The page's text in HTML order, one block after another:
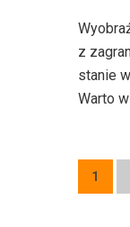
z
stanie
Warto
1